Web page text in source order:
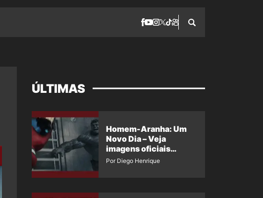
ÚLTIMAS
Homem-Aranha: Um
Novo Dia – Veja
imagens oficiais
descartadas do Hulk
Por Diego Henrique